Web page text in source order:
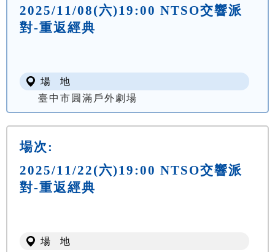
2025/11/08(六)19:00 NTSO交響派
對-重返經典
場 地
臺中市圓滿戶外劇場
場次:
2025/11/22(六)19:00 NTSO交響派
對-重返經典
場 地